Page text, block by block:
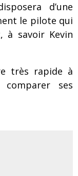
d’une
le pilote qui
à savoir Kevin
très rapide à
ses